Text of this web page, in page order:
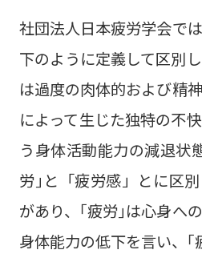
社団法人日本疲労学会で
下のように定義して区別
は過度の肉体的および精
によって生じた独特の不
う身体活動能力の減退状
労｣と「疲労感」とに区
があり、｢疲労｣は心身へ
身体能力の低下を言い、｢